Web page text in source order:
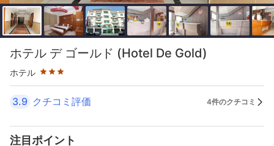
ホテル デ ゴールド (Hotel De Gold)
ホテル
星評価 3つ星
3.9 クチコミ評価 4件のクチコミ
注目ポイント